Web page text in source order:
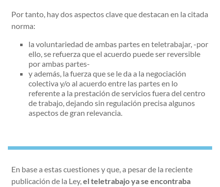
Por tanto, hay dos aspectos clave que destacan en la citada
norma:
la voluntariedad de ambas partes en teletrabajar, -por
ello, se refuerza que el acuerdo puede ser reversible
por ambas partes-
y además, la fuerza que se le da a la negociación
colectiva y/o al acuerdo entre las partes en lo
referente a la prestación de servicios fuera del centro
de trabajo, dejando sin regulación precisa algunos
aspectos de gran relevancia.
En base a estas cuestiones y que, a pesar de la reciente
publicación de la Ley,el teletrabajo ya se encontraba